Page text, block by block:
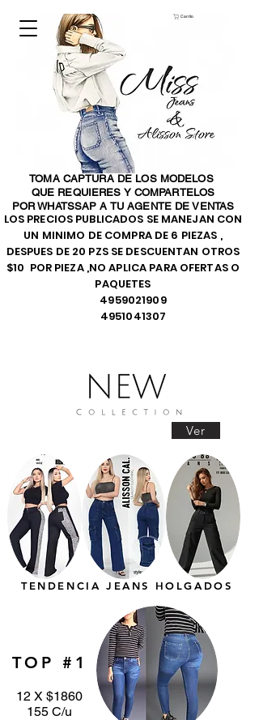
LOS PRECIOS PUBLICADOS SE MANEJAN CON
UN MINIMO DE COMPRA DE 6 PIEZAS ,
DESPUES DE 20 PZS SE DESCUENTAN OTROS
$10 POR PIEZA ,NO APLICA PARA OFERTAS O
PAQUETES
4959021909
4951041307
Ver
TOMA CAPTURA DE LOS MODELOS
QUE REQUIERES Y COMPARTELOS
POR WHATSSAP A TU AGENTE DE VENTAS
Carrito
TENDENCIA JEANS HOLGADOS
12 X $1860
155 C/u
TOP #1